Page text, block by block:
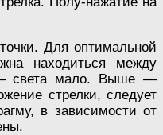
Для оптимальной
находиться между
света мало. Выше —
стрелки, следует
в зависимости от